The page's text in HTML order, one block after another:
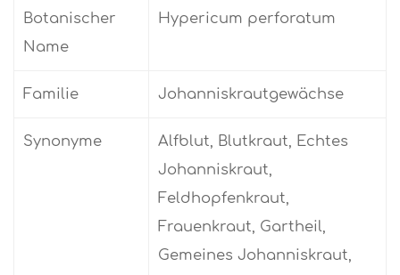
Botanischer
Name
Hypericum perforatum
Familie Johanniskrautgewächse
Synonyme
Alfblut, Blutkraut, Echtes
Johanniskraut,
Feldhopfenkraut,
Frauenkraut, Gartheil,
Gemeines Johanniskraut,